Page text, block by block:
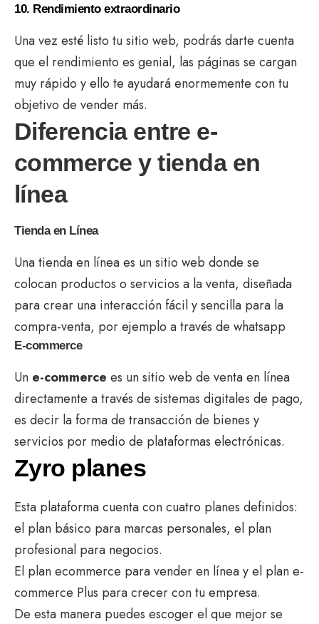
10. Rendimiento extraordinario
Una vez esté listo tu sitio web, podrás darte cuenta
que el rendimiento es genial, las páginas se cargan
muy rápido y ello te ayudará enormemente con tu
objetivo de vender más.
Diferencia entre e-
commerce y tienda en
línea
Tienda en Línea
Una tienda en línea es un sitio web donde se
colocan productos o servicios a la venta, diseñada
para crear una interacción fácil y sencilla para la
compra-venta, por ejemplo a través de whatsapp
E-commerce
Un e-commerce es un sitio web de venta en línea
directamente a través de sistemas digitales de pago,
es decir la forma de transacción de bienes y
servicios por medio de plataformas electrónicas.
Zyro planes
Esta plataforma cuenta con cuatro planes definidos:
el plan básico para marcas personales, el plan
profesional para negocios.
El plan ecommerce para vender en línea y el plan e-
commerce Plus para crecer con tu empresa.
De esta manera puedes escoger el que mejor se